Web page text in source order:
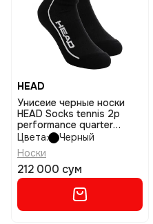
HEAD
Унисеие черные носки
HEAD Socks tennis 2p
performance quarter
размер 35-38
Цвета:
Черный
Носки
212 000 сум